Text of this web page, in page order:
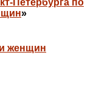
Петербурга по
»
женщин